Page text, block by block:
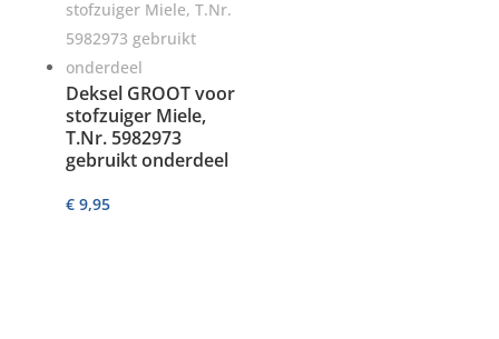
Deksel GROOT voor
stofzuiger Miele,
T.Nr. 5982973
gebruikt onderdeel
€9,95